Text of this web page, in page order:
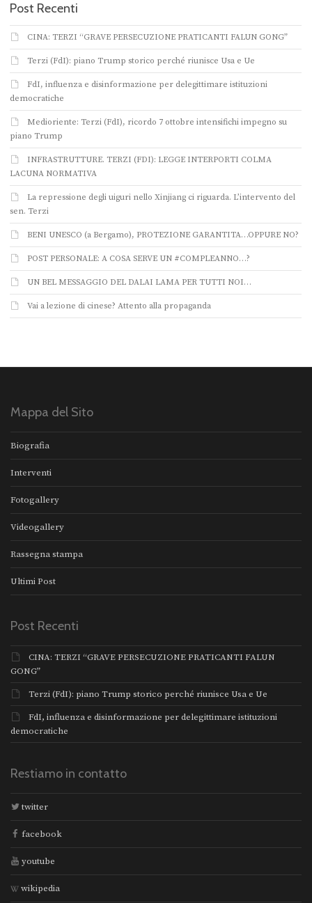
Post Recenti
CINA: TERZI “GRAVE PERSECUZIONE PRATICANTI FALUN GONG”
Terzi (FdI): piano Trump storico perché riunisce Usa e Ue
FdI, influenza e disinformazione per delegittimare istituzioni
democratiche
Medioriente: Terzi (FdI), ricordo 7 ottobre intensifichi impegno su
piano Trump
INFRASTRUTTURE. TERZI (FDI): LEGGE INTERPORTI COLMA
LACUNA NORMATIVA
La repressione degli uiguri nello Xinjiang ci riguarda. L’intervento del
sen. Terzi
BENI UNESCO (a Bergamo), PROTEZIONE GARANTITA…OPPURE NO?
POST PERSONALE: A COSA SERVE UN #COMPLEANNO…?
UN BEL MESSAGGIO DEL DALAI LAMA PER TUTTI NOI…
Vai a lezione di cinese? Attento alla propaganda
Mappa del Sito
Biografia
Interventi
Fotogallery
Videogallery
Rassegna stampa
Ultimi Post
Post Recenti
CINA: TERZI “GRAVE PERSECUZIONE PRATICANTI FALUN
GONG”
Terzi (FdI): piano Trump storico perché riunisce Usa e Ue
FdI, influenza e disinformazione per delegittimare istituzioni
democratiche
Restiamo in contatto
twitter
facebook
youtube
wikipedia